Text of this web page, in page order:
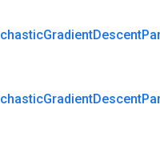
GradientDescent
GradientDescent